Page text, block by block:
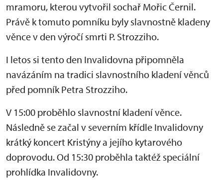
mramoru, kterou vytvořil sochař Mořic Černil.
Právě k tomuto pomníku byly slavnostně kladeny
věnce v den výročí smrti P. Strozziho.
I letos si tento den Invalidovna připomněla
navázáním na tradici slavnostního kladení věnců
před pomník Petra Strozziho.
V 15:00 proběhlo slavnostní kladení věnce.
Následně se začal v severním křídle Invalidovny
krátký koncert Kristýny a jejího kytarového
doprovodu. Od 15:30 proběhla taktéž speciální
prohlídka Invalidovny.